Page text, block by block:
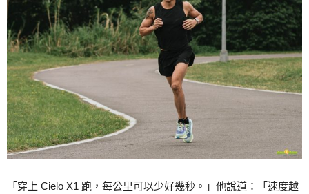
「穿上 Cielo X1 跑，每公里可以少好幾秒。」他說道：「速度越